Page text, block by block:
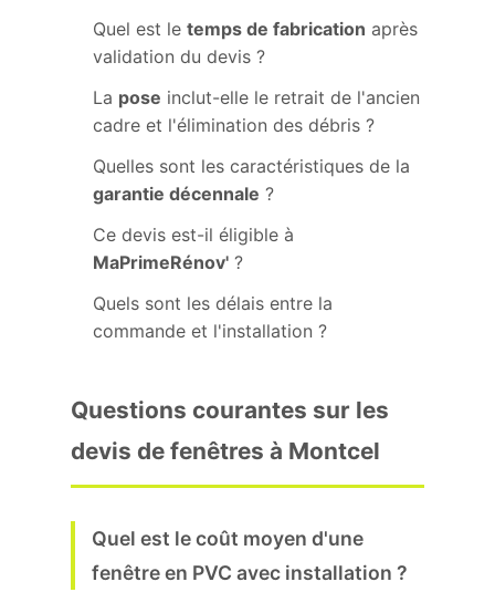
Quel est le temps de fabrication après
validation du devis ?
La pose inclut-elle le retrait de l'ancien
cadre et l'élimination des débris ?
Quelles sont les caractéristiques de la
garantie décennale ?
Ce devis est-il éligible à
MaPrimeRénov' ?
Quels sont les délais entre la
commande et l'installation ?
Questions courantes sur les
devis de fenêtres à Montcel
Quel est le coût moyen d'une
fenêtre en PVC avec installation ?